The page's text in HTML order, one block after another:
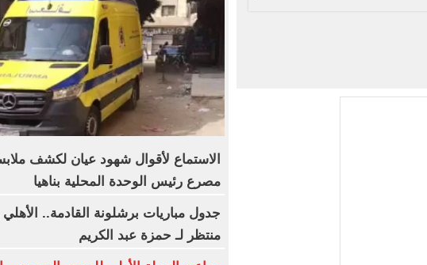
الاستماع لأقوال شهود عيان لكشف
مصرع رئيس الوحدة المحلية بناهيا
جدول مباريات برشلونة القادمة..
منتظر لـ حمزة عبد الكريم